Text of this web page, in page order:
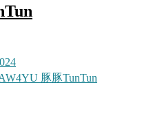
豚豚TunTun